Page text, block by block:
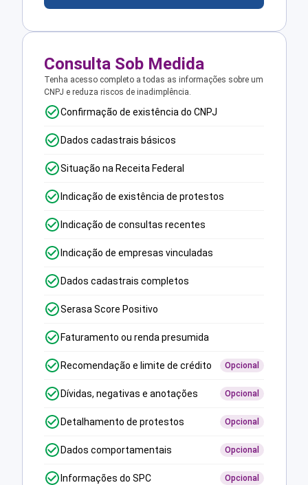
Consulta Sob Medida
Tenha acesso completo a todas as informações sobre um
CNPJ e reduza riscos de inadimplência.
Confirmação de existência do CNPJ
Dados cadastrais básicos
Situação na Receita Federal
Indicação de existência de protestos
Indicação de consultas recentes
Indicação de empresas vinculadas
Dados cadastrais completos
Serasa Score Positivo
Faturamento ou renda presumida
Recomendação e limite de crédito Opcional
Dívidas, negativas e anotações Opcional
Detalhamento de protestos Opcional
Dados comportamentais Opcional
Informações do SPC Opcional